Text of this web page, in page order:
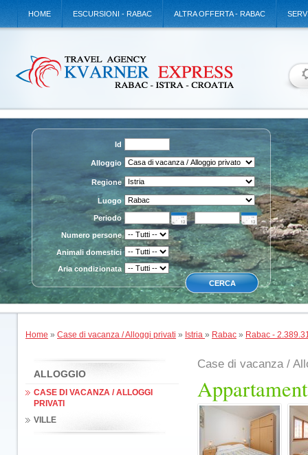
HOME ESCURSIONI - RABAC ALTRA OFFERTA - RABAC
Id
Alloggio
Regione
Luogo
Periodo
Numero persone
Animali domestici
Aria condizionata
Home » Case di vacanza / Alloggi privati » Istria » Rabac » Rabac -
ALLOGGIO
CASE DI VACANZA / ALLOGGI
PRIVATI
VILLE
Case di vacanza /